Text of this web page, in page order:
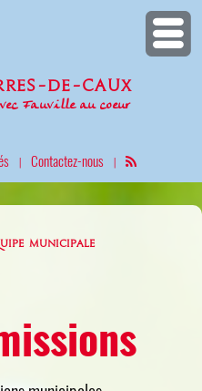
de-Caux
Fauville au coeur
| Contactez-nous |
MUNICIPALE